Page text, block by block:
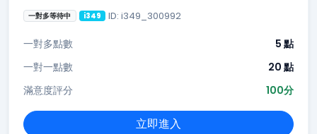
一對多等待中 i349 ID: i349_300992
一對多點數
5 點
一對一點數
20 點
滿意度評分
100分
立即進入